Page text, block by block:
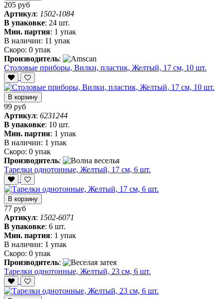
205 руб
Артикул: 1502-1084
В упаковке: 24 шт.
Мин. партия: 1 упак
В наличии: 11 упак
Скоро: 0 упак
Производитель:
Столовые приборы, Вилки, пластик, Желтый, 17 см, 10 шт.
В корзину
99 руб
Артикул: 6231244
В упаковке: 10 шт.
Мин. партия: 1 упак
В наличии: 1 упак
Скоро: 0 упак
Производитель:
Тарелки однотонные, Желтый, 17 см, 6 шт.
В корзину
77 руб
Артикул: 1502-6071
В упаковке: 6 шт.
Мин. партия: 1 упак
В наличии: 1 упак
Скоро: 0 упак
Производитель:
Тарелки однотонные, Желтый, 23 см, 6 шт.